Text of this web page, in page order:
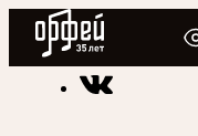
Радио Орфей
Радио